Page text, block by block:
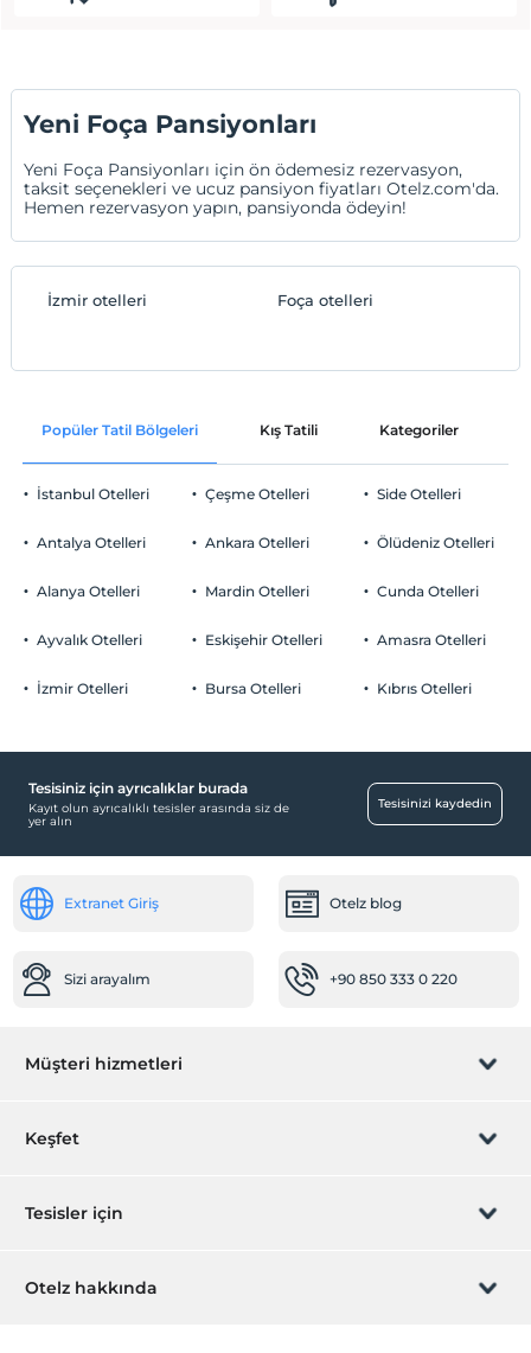
Yeni Foça Pansiyonları
Yeni Foça Pansiyonları için ön ödemesiz rezervasyon,
taksit seçenekleri ve ucuz pansiyon fiyatları Otelz.com'da.
Hemen rezervasyon yapın, pansiyonda ödeyin!
İzmir otelleri Foça otelleri
Popüler Tatil Bölgeleri Kış Tatili Kategoriler
İstanbul Otelleri
Antalya Otelleri
Alanya Otelleri
Ayvalık Otelleri
İzmir Otelleri
Çeşme Otelleri
Ankara Otelleri
Mardin Otelleri
Eskişehir Otelleri
Bursa Otelleri
Side Otelleri
Ölüdeniz Otelleri
Cunda Otelleri
Amasra Otelleri
Kıbrıs Otelleri
Tesisiniz için ayrıcalıklar burada
Kayıt olun ayrıcalıklı tesisler arasında siz de
yer alın
Tesisinizi kaydedin
Extranet Giriş Otelz blog
Sizi arayalım +90 850 333 0 220
Müşteri hizmetleri
Rezervasyon yönet
Keşfet
Hediye Kart
Tesisler için
Hemen tesisinizi ekleyin
Otelz hakkında